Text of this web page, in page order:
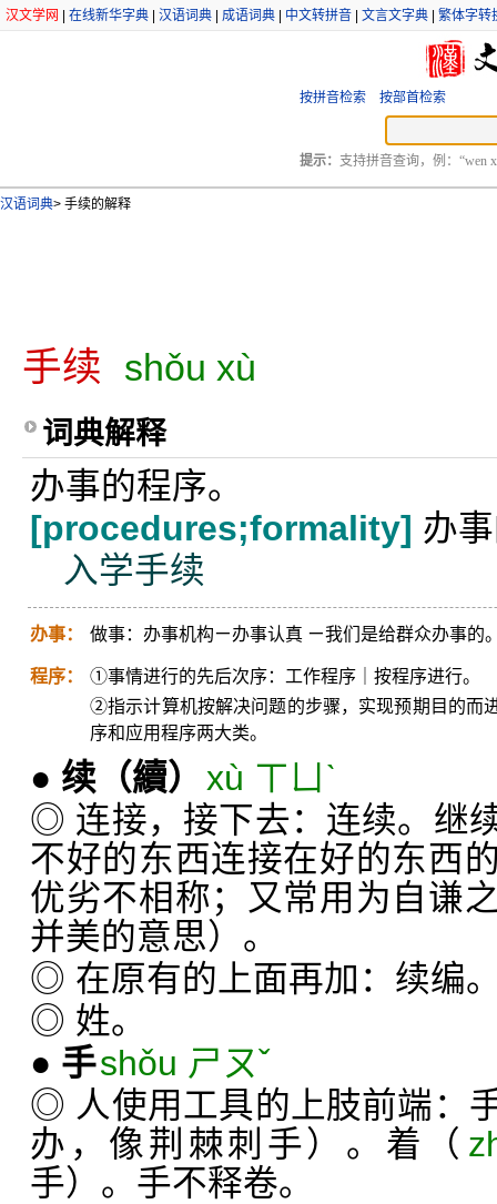
汉文学网 在线新华字典 汉语词典 成语词典 中文转拼音 文言文字典 繁体字转
按拼音检索 按部首检索
提示： 支持拼音查询，例：“wen
汉语词典> 手续的解释
手续 shǒu xù
词典解释
办事的程序。
[procedures;formality] 办
入学手续
办事： 做事：办事机构ㄧ办事认真 ㄧ我们是给群众办事的
程序：
①事情进行的先后次序：工作程序｜按程序进行。
②指示计算机按解决问题的步骤，实现预期目的而
序和应用程序两大类。
● 续 （續） xù ㄒㄩˋ
◎ 连接，接下去：连续。继
不好的东西连接在好的东西
优劣不相称；又常用为自谦
并美的意思）。
◎ 在原有的上面再加：续编
◎ 姓。
● 手shǒu ㄕㄡˇ
◎ 人使用工具的上肢前端：
办，像荆棘刺手）。着（
手）。手不释卷。